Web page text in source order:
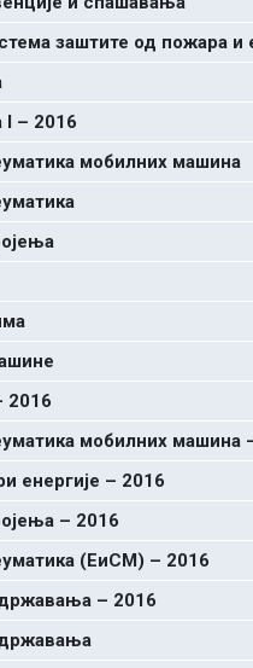
заштите од пожара и
I – 2016
мобилних машина
2016
мобилних машина
енергије – 2016
– 2016
(ЕиСМ) – 2016
– 2016